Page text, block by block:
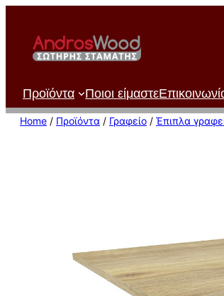
περιεχόμενο
Προϊόντα Ποιοι είμαστε
Home / Προϊόντα / Γραφείο / Έπιπλα